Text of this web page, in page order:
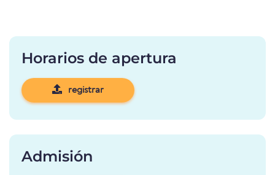
Horarios de apertura
registrar
Admisión